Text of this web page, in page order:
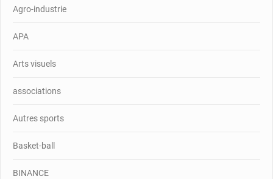
Agro-industrie
APA
Arts visuels
associations
Autres sports
Basket-ball
BINANCE